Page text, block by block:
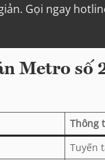
Gọi ngay
Metro số
Thông
Tuyến